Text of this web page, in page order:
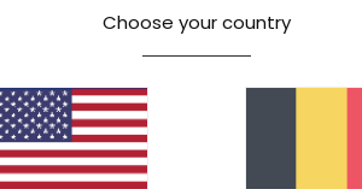
1
Urban Party
Dames Zwart Portemonnee met Rits
Choose your country